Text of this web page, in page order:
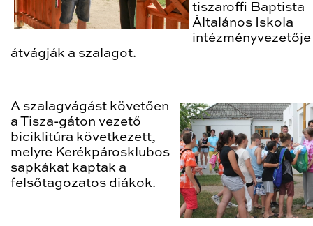
tiszaroffi Baptista
Általános Iskola
intézményvezetője
átvágják a szalagot.
A szalagvágást követően
a Tisza-gáton vezető
biciklitúra következett,
melyre Kerékpárosklubos
sapkákat kaptak a
felsőtagozatos diákok.